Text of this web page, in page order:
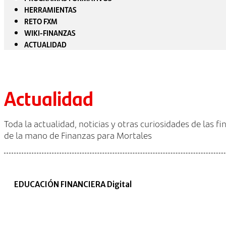
HERRAMIENTAS
RETO FXM
WIKI-FINANZAS
ACTUALIDAD
Actualidad
Toda la actualidad, noticias y otras curiosidades de las
de la mano de Finanzas para Mortales
EDUCACIÓN FINANCIERA Digital